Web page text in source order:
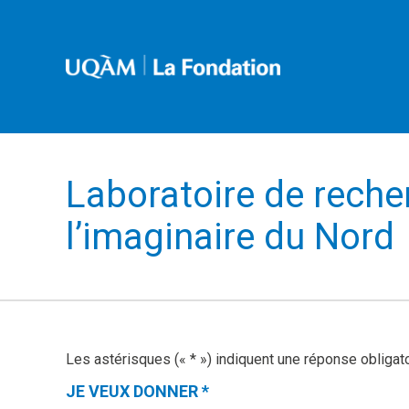
Laboratoire de
l’imaginaire du Nord
Les astérisques (« * ») indiquent une réponse
JE VEUX DONNER*